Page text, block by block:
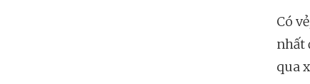
Có
nhất
qua